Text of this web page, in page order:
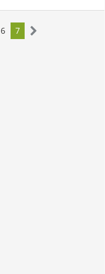
6 7